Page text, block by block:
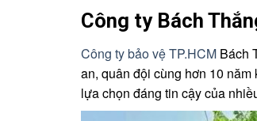
Công ty Bách
Công ty bảo vệ TP.HCM Bách
an, quân đội cùng hơn 10
lựa chọn đáng tin cậy của